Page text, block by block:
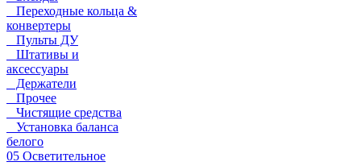
Переходные кольца &
конвертеры
Пульты ДУ
Штативы и
аксессуары
Держатели
Прочее
Чистящие средства
Установка баланса
белого
05 Осветительное